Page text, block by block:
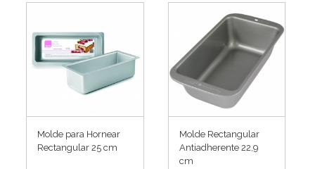
Molde para Hornear
Rectangular 25 cm
Molde Rectangular
Antiadherente 22,9
cm